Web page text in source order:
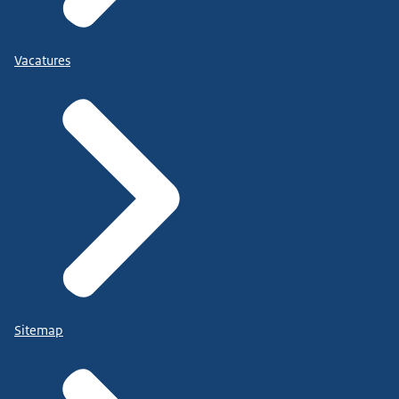
Vacatures
Sitemap